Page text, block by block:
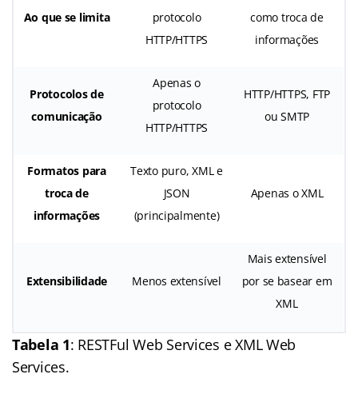
Ao que se limita
protocolo
HTTP/HTTPS
como troca de
informações
Protocolos de
comunicação
Apenas o
protocolo
HTTP/HTTPS
HTTP/HTTPS, FTP
ou SMTP
Formatos para
troca de
informações
Texto puro, XML e
JSON
(principalmente)
Apenas o XML
Extensibilidade Menos extensível
Mais extensível
por se basear em
XML
Tabela 1: RESTFul Web Services e XML Web
Services.